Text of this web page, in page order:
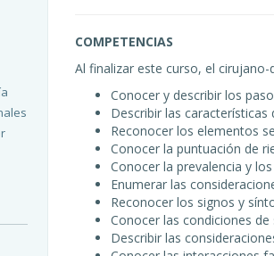
COMPETENCIAS
Al finalizar este curso, el cirujano-
Conocer y describir los
Describir las
Reconocer los elementos
Conocer la puntuación de
Conocer la prevalencia y
Enumerar las
Reconocer los signos y
Conocer las condiciones
Describir las